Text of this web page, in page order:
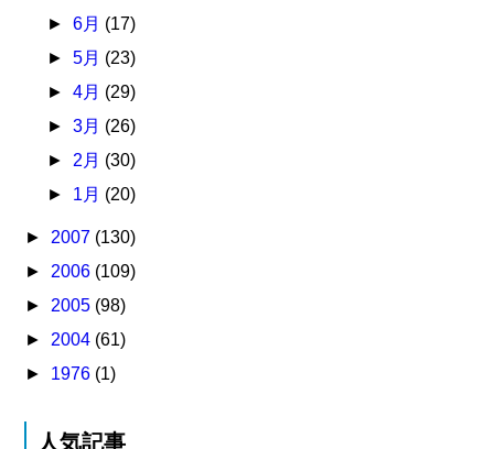
► 6月 (17)
► 5月 (23)
► 4月 (29)
► 3月 (26)
► 2月 (30)
► 1月 (20)
► 2007 (130)
► 2006 (109)
► 2005 (98)
► 2004 (61)
► 1976 (1)
人気記事